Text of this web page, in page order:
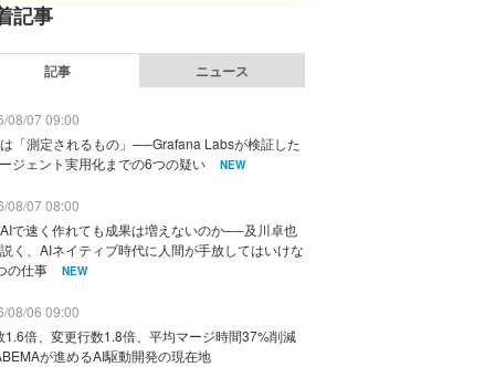
記事
記事 ニュース
08/07 09:00
「測定されるもの」──Grafana Labsが検証した
ジェント実用化までの6つの疑い
NEW
08/07 08:00
で速く作れても成果は増えないのか──及川卓也
く、AIネイティブ時代に人間が手放してはいけな
の仕事
NEW
08/06 09:00
1.6倍、変更行数1.8倍、平均マージ時間37%削減
が進めるAI駆動開発の現在地